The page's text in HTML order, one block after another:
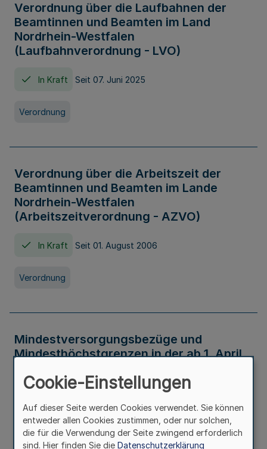
Verordnung über die Laufbahnen der
Beamtinnen und Beamten im Land
Nordrhein-Westfalen
(Laufbahnverordnung - LVO)
In Kraft Seit 07. Juni 2025
Verordnung
Verordnung über die Arbeitszeit der
Beamtinnen und Beamten im Lande
Nordrhein-Westfalen
(Arbeitszeitverordnung - AZVO)
In Kraft Seit 01. August 2006
Verordnung
Mindestversorgungsbezüge und
Mindesthöchstgrenzen in der ab 1. April
Verwaltungsvorschrift
Cookie-Einstellungen
Auf dieser Seite werden Cookies verwendet. Sie können
entweder allen Cookies zustimmen, oder nur solchen,
die für die Verwendung der Seite zwingend erforderlich
sind. Hier finden Sie die Datenschutzerklärung